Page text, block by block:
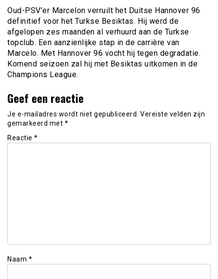
Oud-PSV’er Marcelon verruilt het Duitse Hannover 96
definitief voor het Turkse Besiktas. Hij werd de
afgelopen zes maanden al verhuurd aan de Turkse
topclub. Een aanzienlijke stap in de carrière van
Marcelo. Met Hannover 96 vocht hij tegen degradatie.
Komend seizoen zal hij met Besiktas uitkomen in de
Champions League.
Geef een reactie
Je e-mailadres wordt niet gepubliceerd. Vereiste velden zijn
gemarkeerd met *
Reactie *
Naam *